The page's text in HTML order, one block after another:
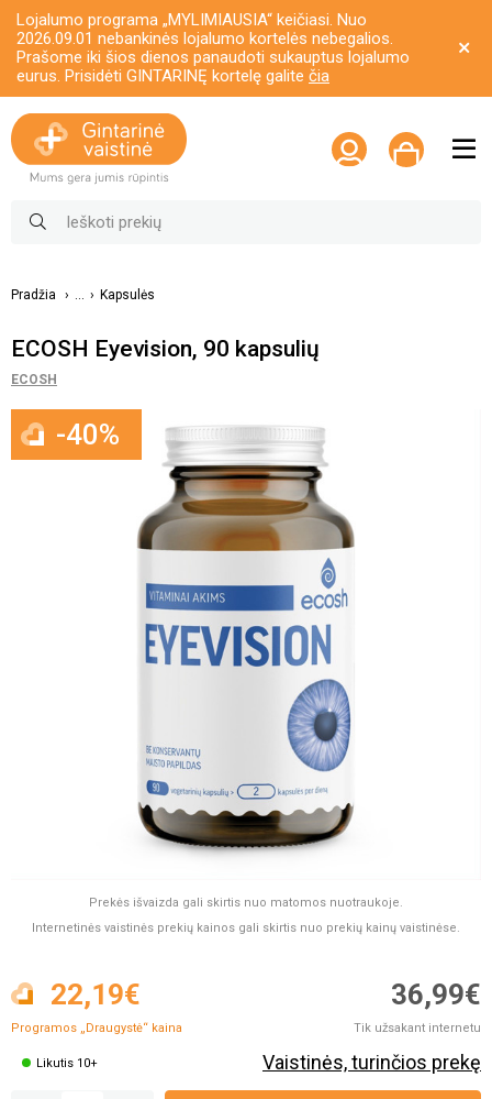
Lojalumo programa „MYLIMIAUSIA“ keičiasi. Nuo
2026.09.01 nebankinės lojalumo kortelės nebegalios.
Prašome iki šios dienos panaudoti sukauptus lojalumo
eurus. Prisidėti GINTARINĘ kortelę galite čia
Pradžia ... Kapsulės
ECOSH Eyevision, 90 kapsulių
ECOSH
-40%
Prekės išvaizda gali skirtis nuo matomos nuotraukoje.
Internetinės vaistinės prekių kainos gali skirtis nuo prekių kainų vaistinėse.
22,19€
Programos „Draugystė“ kaina
36,99€
Tik užsakant internetu
Likutis 10+ Vaistinės, turinčios prekę